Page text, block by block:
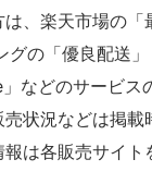
、楽天市場の「
グの「優良配送
などのサービス
売状況などは掲
は各販売サイト